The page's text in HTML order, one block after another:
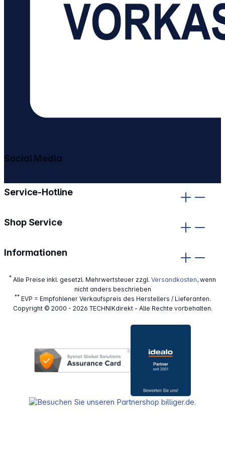
Service-Hotline
Shop Service
Informationen
Social Media
* Alle Preise inkl. gesetzl. Mehrwertsteuer zzgl. Versandkosten, wenn
nicht anders beschrieben
**EVP = Empfohlener Verkaufspreis des Herstellers / Lieferanten.
Copyright © 2000 - 2026 TECHNIKdirekt - Alle Rechte vorbehalten.